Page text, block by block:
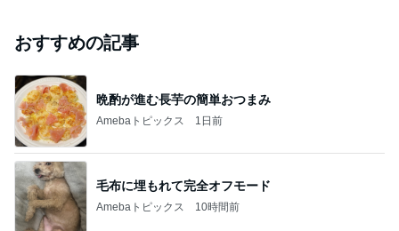
おすすめの記事
晩酌が進む長芋の簡単おつまみ
Amebaトピックス 1日前
毛布に埋もれて完全オフモード
Amebaトピックス 10時間前